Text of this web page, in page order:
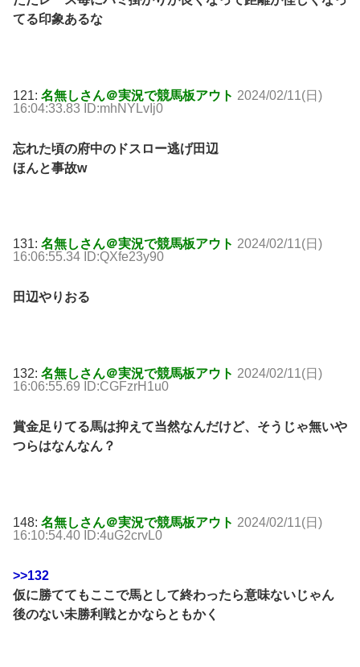
てる印象あるな
121: 名無しさん＠実況で競馬板アウト 2024/02/11(日)
16:04:33.83 ID:mhNYLvIj0
忘れた頃の府中のドスロー逃げ田辺
ほんと事故w
131: 名無しさん＠実況で競馬板アウト 2024/02/11(日)
16:06:55.34 ID:QXfe23y90
田辺やりおる
132: 名無しさん＠実況で競馬板アウト 2024/02/11(日)
16:06:55.69 ID:CGFzrH1u0
賞金足りてる馬は抑えて当然なんだけど、そうじゃ無いや
つらはなんなん？
148: 名無しさん＠実況で競馬板アウト 2024/02/11(日)
16:10:54.40 ID:4uG2crvL0
>>132
仮に勝ててもここで馬として終わったら意味ないじゃん
後のない未勝利戦とかならともかく